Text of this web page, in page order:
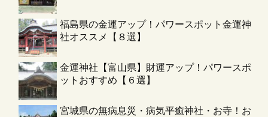
福島県の金運アップ！パワースポット金運神
社オススメ【８選】
金運神社【富山県】財運アップ！パワースポ
ットおすすめ【６選】
宮城県の無病息災・病気平癒神社・お寺！お